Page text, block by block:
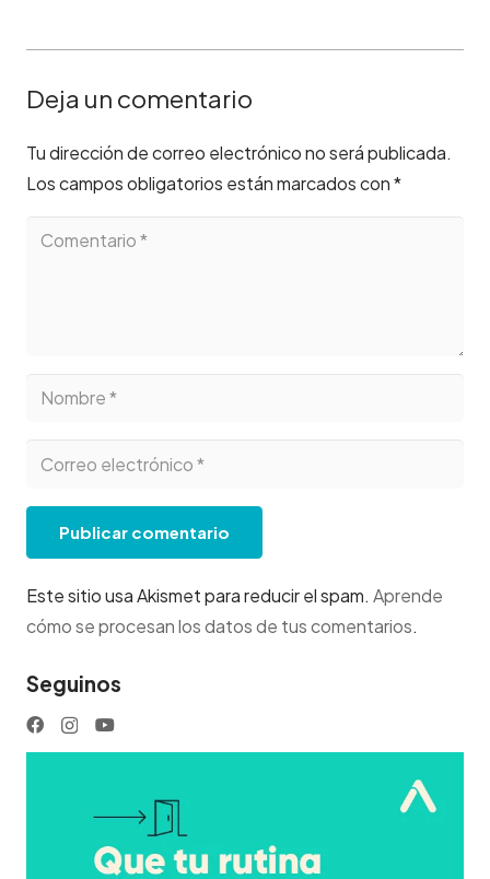
Deja un comentario
Tu dirección de correo electrónico no será publicada.
Los campos obligatorios están marcados con*
Publicar comentario
Este sitio usa Akismet para reducir el spam. Aprende
cómo se procesan los datos de tus comentarios.
Seguinos